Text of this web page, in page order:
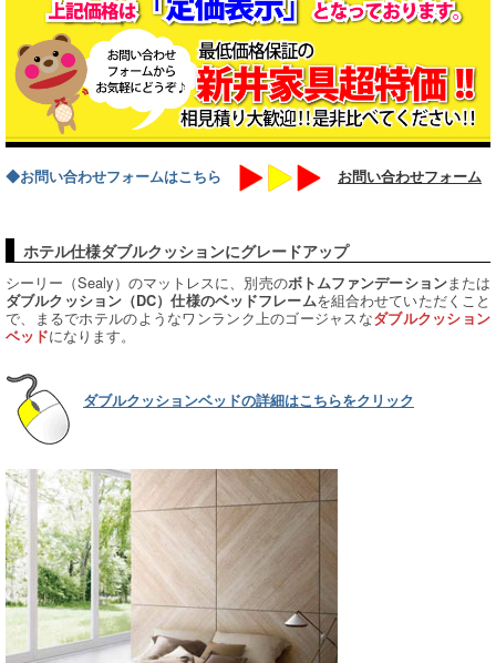
◆お問い合わせフォームはこちら お問い合わせフォーム
ホテル仕様ダブルクッションにグレードアップ
シーリー（Sealy）のマットレスに、別売のボトムファンデーションまたは
ダブルクッション（DC）仕様のベッドフレームを組合わせていただくこと
で、まるでホテルのようなワンランク上のゴージャスなダブルクッション
ベッドになります。
ダブルクッションベッドの詳細はこちらをクリック